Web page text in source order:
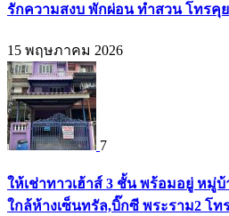
รักความสงบ พักผ่อน ทำสวน โทรคุยเ
15 พฤษภาคม 2026
7
ให้เช่าทาวเฮ้าส์ 3 ชั้น พร้อมอยู่ หมู่
ใกล้ห้างเซ็นทรัล,บิ๊กซี พระราม2 โทร